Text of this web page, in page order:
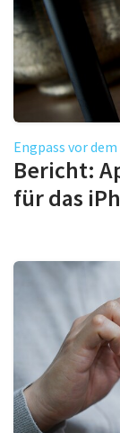
Engpass vor
Bericht:
für das